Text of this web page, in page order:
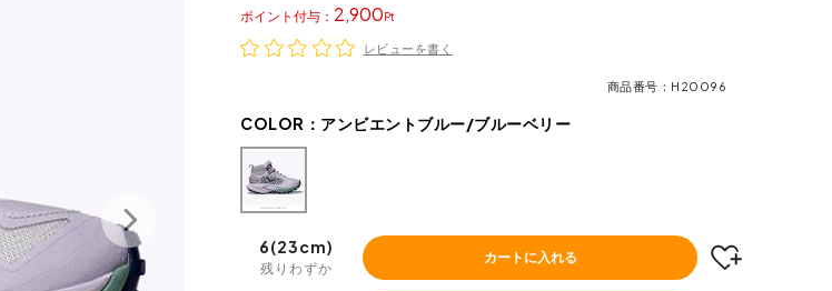
2,900
ポイント
レビューを書く
商品番号 H20096
COLOR： アンビエントブルー/ブルーベリー
6(23cm)
残りわずか
カートに入れる